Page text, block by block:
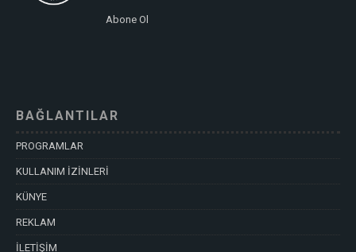
Abone Ol
BAĞLANTILAR
PROGRAMLAR
KULLANIM İZİNLERİ
KÜNYE
REKLAM
İLETİŞİM